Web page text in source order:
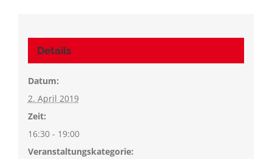
Details
Datum:
2. April 2019
Zeit:
16:30 - 19:00
Veranstaltungskategorie: